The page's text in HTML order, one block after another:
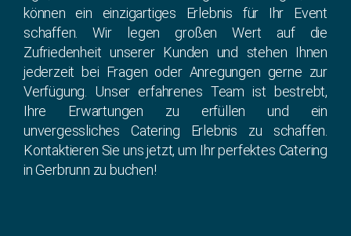
können ein einzigartiges Erlebnis für Ihr Event
schaffen. Wir legen großen Wert auf die
Zufriedenheit unserer Kunden und stehen Ihnen
jederzeit bei Fragen oder Anregungen gerne zur
Verfügung. Unser erfahrenes Team ist bestrebt,
Ihre Erwartungen zu erfüllen und ein
unvergessliches Catering Erlebnis zu schaffen.
Kontaktieren Sie uns jetzt, um Ihr perfektes Catering
in Gerbrunn zu buchen!